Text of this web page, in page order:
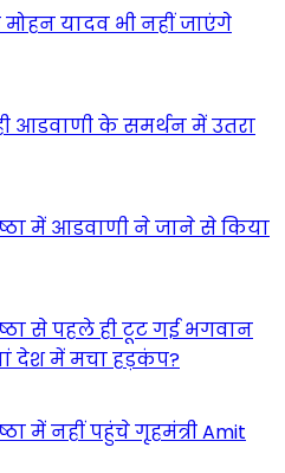
यादव भी नहीं जाएंगे
आडवाणी के समर्थन में उतरा
में आडवाणी ने जाने से किया
से पहले ही टूट गई भगवान
देश में मचा हड़कंप?
में नहीं पहुंचे गृहमंत्री Amit